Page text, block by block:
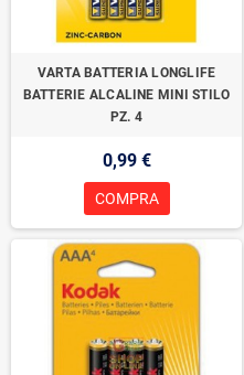
VARTA BATTERIA LONGLIFE
BATTERIE ALCALINE MINI STILO
PZ. 4
0,99 €
COMPRA